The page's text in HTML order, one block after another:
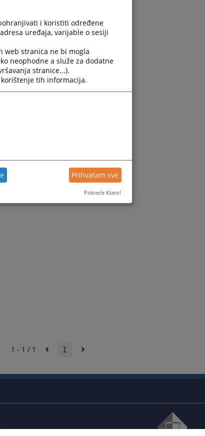
1 - 1 / 1 1
i koristiti određene
uređaja, varijable o sesiji
web stranica ne bi mogla
neophodne a služe za dodatne
stranice...).
tih informacija.
Prihvatam sve
Pokreće Klaro!